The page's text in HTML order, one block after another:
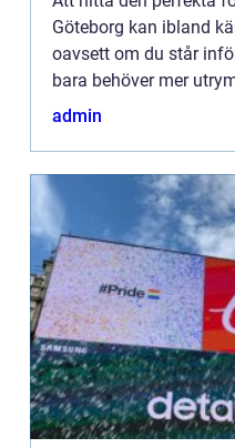
Göteborg kan ibland
oavsett om du står
bara behöver mer
finns ...
admin